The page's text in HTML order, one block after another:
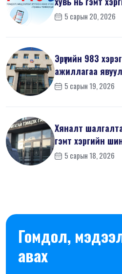
5 сарын 20, 2026
Эрүүгийн 983
ажиллагаа
5 сарын 19, 2026
Хяналт
гэмт хэргийн
5 сарын 18, 2026
Гомдол,
авах